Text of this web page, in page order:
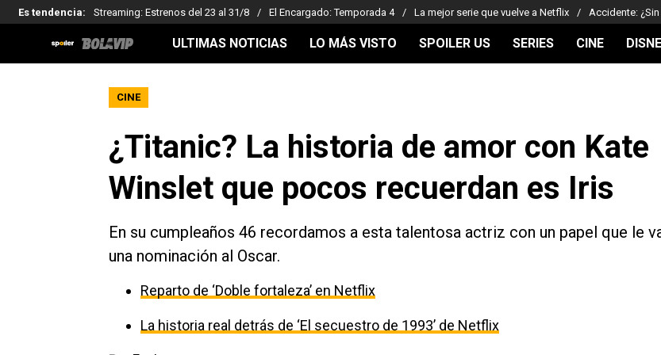
Es tendencia: Streaming: Estrenos del 23 al 31/8 El Encargado: Temporada 4 La mejor serie que vuelve a Netflix Accidente:
ULTIMAS NOTICIAS LO MÁS VISTO SPOILER US SERIES CINE
CINE
¿Titanic? La historia de amor con Kate
Winslet que pocos recuerdan es Iris
En su cumpleaños 46 recordamos a esta talentosa actriz con un papel que le
una nominación al Oscar.
Reparto de ‘Doble fortaleza’ en Netflix
La historia real detrás de ‘El secuestro de 1993’ de Netflix